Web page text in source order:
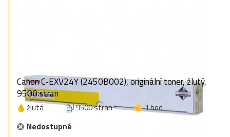
Canon C-EXV24Y (2450B002), originální toner, žlutý,
9500 stran
žlutá 9500 stran
1 bod
Nedostupné